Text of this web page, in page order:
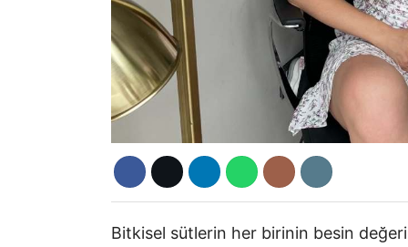
Bitkisel sütlerin her birinin besin